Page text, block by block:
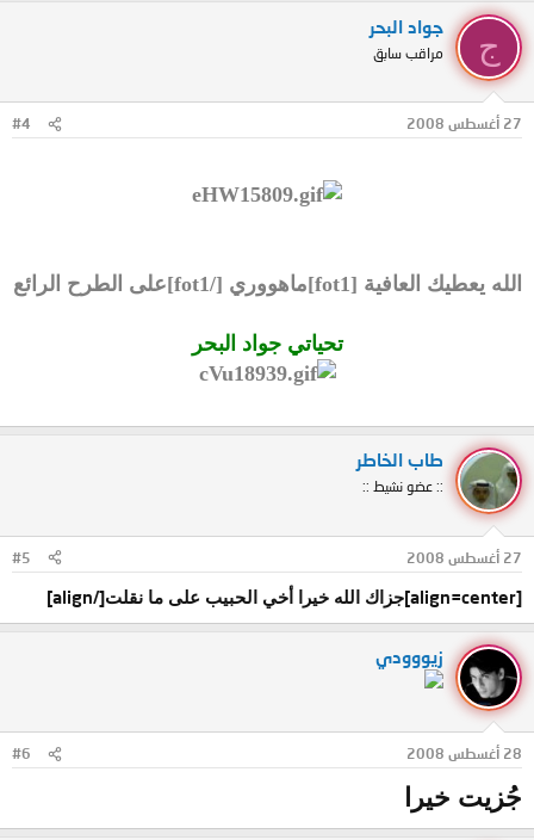
ج
جواد البحر
مراقب سابق
27 أغسطس 2008 #4
الله يعطيك العافية [fot1]ماهووري [/fot1]على الطرح الرائع
تحياتي جواد البحر
طاب الخاطر
:: عضو نشيط ::
27 أغسطس 2008 #5
[align=center] جزاك الله خيرا أخي الحبيب على ما نقلت[/align]
زيووودي
28 أغسطس 2008 #6
جُزيت خيرا